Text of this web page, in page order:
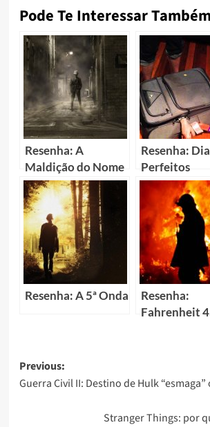
Pode Te Interessar
Resenha: A
Maldição do Nome
Resenha:
Perfeitos
Resenha: A 5ª Onda
Resenha:
Fahrenheit
Previous:
Guerra Civil II: Destino de Hulk
Stranger Things: por